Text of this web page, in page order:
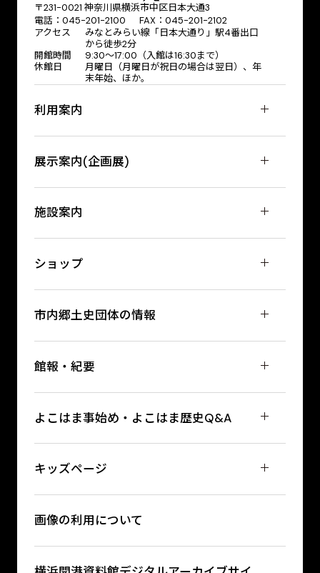
〒231-0021 神奈川県横浜市中区日本大通3
電話：045-201-2100 FAX：045-201-2102
アクセス
みなとみらい線「日本大通り」駅4番出口
から徒歩2分
開館時間
9:30〜17:00（入館は16:30まで）
休館日
月曜日（月曜日が祝日の場合は翌日）、年
末年始、ほか。
利用案内
展示案内(企画展)
施設案内
ショップ
市内郷土史団体の情報
館報・紀要
よこはま事始め・よこはま歴史Q&A
キッズページ
画像の利用について